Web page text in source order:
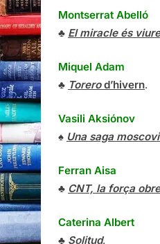
Montserrat Abelló
♣ El miracle és
Miquel Adam
♣ Torerod’hivern.
Vasili Aksiónov
♠ Una saga
Ferran Aisa
♣ CNT, la força
Caterina Albert
♣ Solitud.